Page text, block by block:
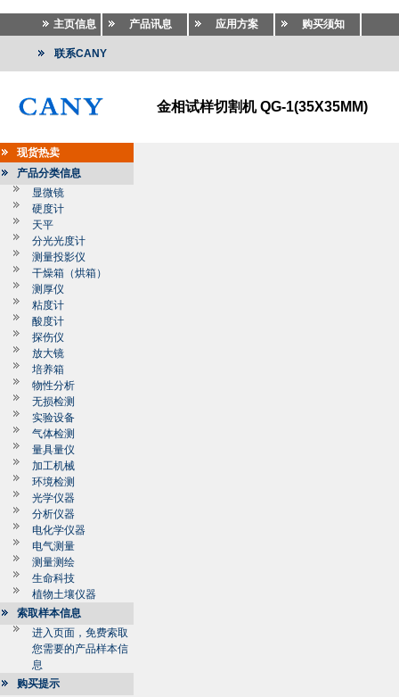
主页信息 产品讯息 应用方案 购买须知
联系CANY
金相试样切割机 QG-1(35X35MM)
现货热卖
产品分类信息
显微镜
硬度计
天平
分光光度计
测量投影仪
干燥箱（烘箱）
测厚仪
粘度计
酸度计
探伤仪
放大镜
培养箱
物性分析
无损检测
实验设备
气体检测
量具量仪
加工机械
环境检测
光学仪器
分析仪器
电化学仪器
电气测量
测量测绘
生命科技
植物土壤仪器
索取样本信息
进入页面，免费索取
您需要的产品样本信
息
购买提示